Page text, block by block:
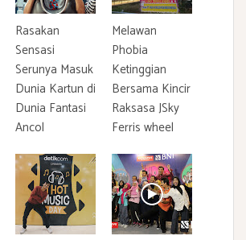
Rasakan
Sensasi
Serunya Masuk
Dunia Kartun di
Dunia Fantasi
Ancol
Melawan
Phobia
Ketinggian
Bersama Kincir
Raksasa JSky
Ferris wheel